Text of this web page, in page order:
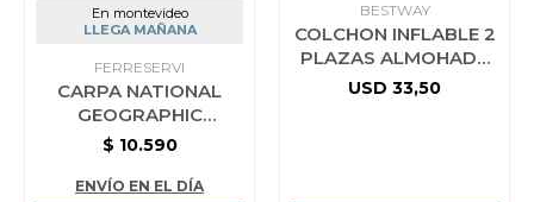
En montevideo
LLEGA MAÑANA
FERRESERVI
CARPA NATIONAL
GEOGRAPHIC
ROCKPORT 5
$ 10.590
ENVÍO EN EL DÍA
BESTWAY
COLCHON INFLABLE 2
PLAZAS ALMOHADA
BESTWAY
USD 33,50